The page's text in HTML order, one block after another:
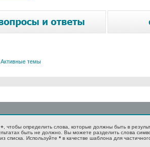
Активные темы
+ , чтобы определить слова, которые должны быть в
быть не должно. Вы можете разделить слова
списка. Используйте * в качестве шаблона для